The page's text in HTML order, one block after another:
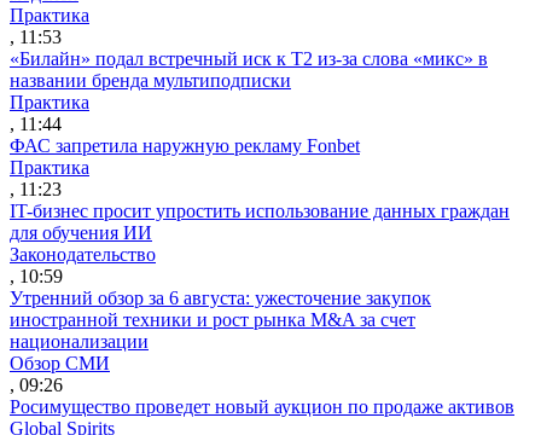
Практика
, 11:53
«Билайн» подал встречный иск к Т2 из-за слова «микс» в
названии бренда мультиподписки
Практика
, 11:44
ФАС запретила наружную рекламу Fonbet
Практика
, 11:23
IT-бизнес просит упростить использование данных граждан
для обучения ИИ
Законодательство
, 10:59
Утренний обзор за 6 августа: ужесточение закупок
иностранной техники и рост рынка M&A за счет
национализации
Обзор СМИ
, 09:26
Росимущество проведет новый аукцион по продаже активов
Global Spirits